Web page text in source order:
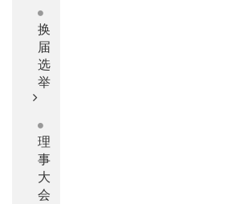
换
届
选
举
理
事
大
会